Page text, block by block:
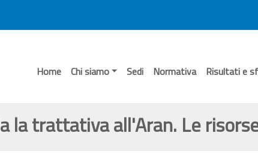
Home Chi siamo Sedi Normativa Risultati e
la trattativa all'Aran. Le